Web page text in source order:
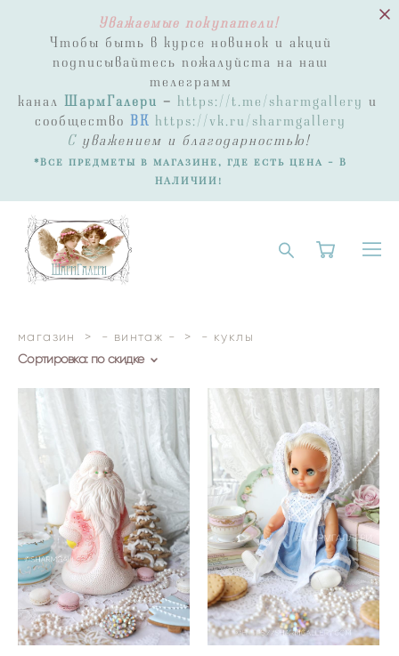
Уважаемые покупатели!
Чтобы быть в курсе новинок и акций
подписывайтесь пожалуйста на наш
телеграмм
канал ШармГалери - https://t.me/sharmgallery и
сообщество ВК https://vk.ru/sharmgallery
Суважением и благодарностью!
*Все предметы в магазине, где есть цена - В
НАЛИЧИИ!
магазин > - винтаж - >
- куклы
Сортировка: по скидке